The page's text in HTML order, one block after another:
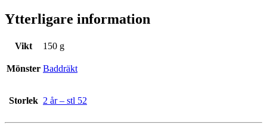
Ytterligare information
Vikt 150 g
Mönster Baddräkt
Storlek 2 år – stl 52